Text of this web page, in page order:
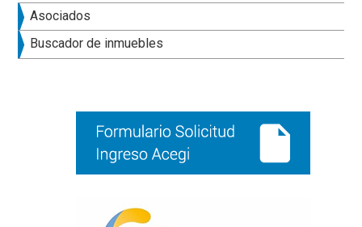
Barra
lateral
Asociados
Buscador de inmuebles